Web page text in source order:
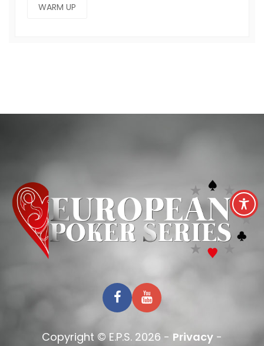
WARM UP
Copyright © E.P.S. 2026 - Privacy -